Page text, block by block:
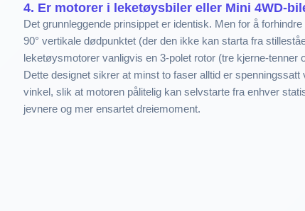
4. Er motorer i leketøysbiler eller Mini 4WD-
Det grunnleggende prinsippet er identisk. Men for å
90° vertikale dødpunktet (der den ikke kan starta fra
leketøysmotorer vanligvis en 3-polet rotor (tre kjerne-tenner
Dette designet sikrer at minst to faser alltid er
vinkel, slik at motoren pålitelig kan selvstarte fra enhver
jevnere og mer ensartet dreiemoment.